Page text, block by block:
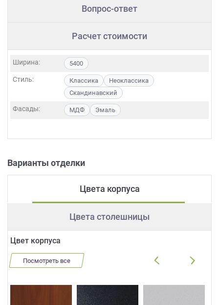
Вопрос-ответ
Расчет стоимости
Ширина: 5400
Стиль: Классика
Неоклассика
Скандинавский
Фасады: МДФ Эмаль
Варианты отделки
Цвета корпуса
Цвета столешницы
Цвет корпуса
Посмотреть все